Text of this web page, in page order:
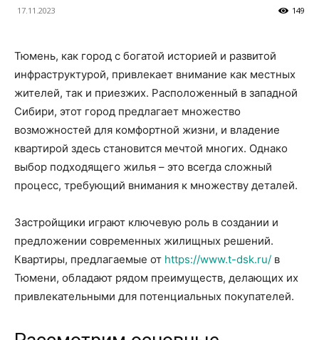
17.11.2023 149
Тюмень, как город с богатой историей и развитой
инфраструктурой, привлекает внимание как местных
жителей, так и приезжих. Расположенный в западной
Сибири, этот город предлагает множество
возможностей для комфортной жизни, и владение
квартирой здесь становится мечтой многих. Однако
выбор подходящего жилья – это всегда сложный
процесс, требующий внимания к множеству деталей.
Застройщики играют ключевую роль в создании и
предложении современных жилищных решений.
Квартиры, предлагаемые от https://www.t-dsk.ru/ в
Тюмени, обладают рядом преимуществ, делающих их
привлекательными для потенциальных покупателей.